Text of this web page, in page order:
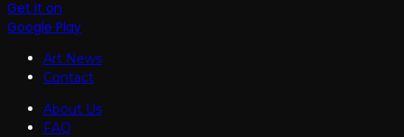
Get it on
Google Play
Art News
Contact
About Us
FAQ